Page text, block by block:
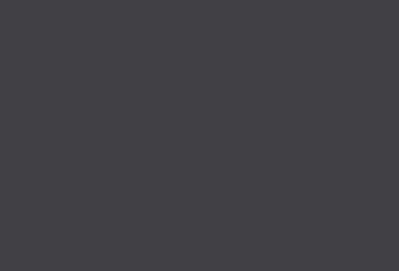
با نوشیدن
زایش بره‌ها